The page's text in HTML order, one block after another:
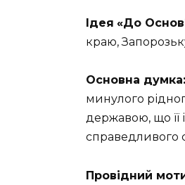
Ідея «До
краю,
Основна думка:
минулого
державою, що її
справедливого
Провідний